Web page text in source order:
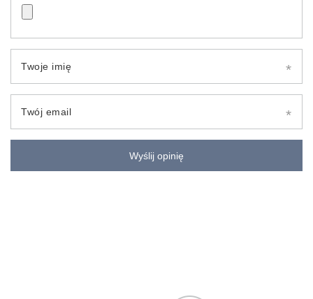
Twoje imię
Twój email
Wyślij opinię